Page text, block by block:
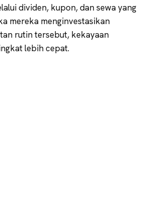
dividen, kupon, dan sewa yang
mereka menginvestasikan
rutin tersebut, kekayaan
lebih cepat.